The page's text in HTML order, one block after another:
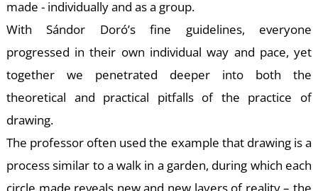
made - individually and as a group.
With Sándor Doró’s fine guidelines, everyone
progressed in their own individual way and pace, yet
together we penetrated deeper into both the
theoretical and practical pitfalls of the practice of
drawing.
The professor often used the example that drawing is a
process similar to a walk in a garden, during which each